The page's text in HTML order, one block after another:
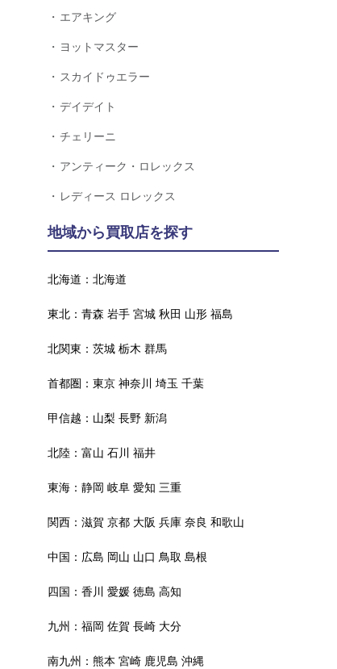
エアキング
ヨットマスター
スカイドゥエラー
デイデイト
チェリーニ
アンティーク・ロレックス
レディース ロレックス
地域から買取店を探す
北海道： 北海道
東北： 青森 岩手 宮城 秋田 山形 福島
北関東： 茨城 栃木 群馬
首都圏： 東京 神奈川 埼玉 千葉
甲信越： 山梨 長野 新潟
北陸： 富山 石川 福井
東海： 静岡 岐阜 愛知 三重
関西： 滋賀 京都 大阪 兵庫 奈良 和歌山
中国： 広島 岡山 山口 鳥取 島根
四国： 香川 愛媛 徳島 高知
九州： 福岡 佐賀 長崎 大分
南九州： 熊本 宮崎 鹿児島 沖縄